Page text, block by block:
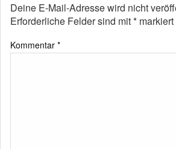
Deine E-Mail-Adresse wird nicht
Erforderliche Felder sind mit* markiert
Kommentar *